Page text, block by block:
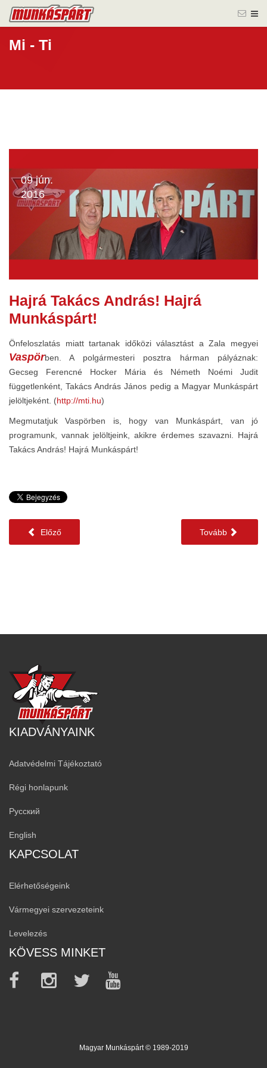
Mi - Ti
09 jún.
2016
Hajrá Takács András! Hajrá
Munkáspárt!
Önfeloszlatás miatt tartanak időközi választást a Zala megyei
Vaspörben. A polgármesteri posztra hárman pályáznak:
Gecseg Ferencné Hocker Mária és Németh Noémi Judit
függetlenként, Takács András János pedig a Magyar Munkáspárt
jelöltjeként. (http://mti.hu)
Megmutatjuk Vaspörben is, hogy van Munkáspárt, van jó
programunk, vannak jelöltjeink, akikre érdemes szavazni. Hajrá
Takács András! Hajrá Munkáspárt!
Előző Tovább
KIADVÁNYAINK
Adatvédelmi Tájékoztató
Régi honlapunk
Русский
English
KAPCSOLAT
Elérhetőségeink
Vármegyei szervezeteink
Levelezés
KÖVESS MINKET
Magyar Munkáspárt © 1989-2019